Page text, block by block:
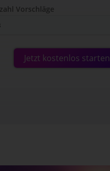
Vorschläge
Jetzt kostenlos starten